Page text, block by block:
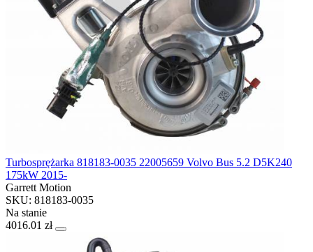
Turbosprężarka 818183-0035 22005659 Volvo Bus 5.2 D5K240
175kW 2015-
Garrett Motion
SKU: 818183-0035
Na stanie
4016.01 zł